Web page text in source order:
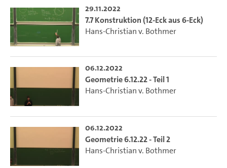
29.11.2022
7.7 Konstruktion (12-Eck aus 6-Eck)
Hans-Christian v. Bothmer
06.12.2022
Geometrie 6.12.22 - Teil 1
Hans-Christian v. Bothmer
06.12.2022
Geometrie 6.12.22 - Teil 2
Hans-Christian v. Bothmer